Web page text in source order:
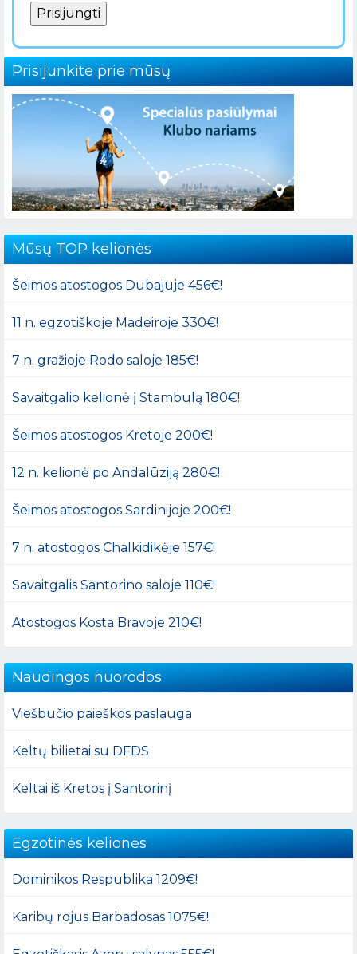
Prisijunkite prie mūsų
Mūsų TOP kelionės
Šeimos atostogos Dubajuje 456€!
11 n. egzotiškoje Madeiroje 330€!
7 n. gražioje Rodo saloje 185€!
Savaitgalio kelionė į Stambulą 180€!
Šeimos atostogos Kretoje 200€!
12 n. kelionė po Andalūziją 280€!
Šeimos atostogos Sardinijoje 200€!
7 n. atostogos Chalkidikėje 157€!
Savaitgalis Santorino saloje 110€!
Atostogos Kosta Bravoje 210€!
Naudingos nuorodos
Viešbučio paieškos paslauga
Keltų bilietai su DFDS
Keltai iš Kretos į Santorinį
Egzotinės kelionės
Dominikos Respublika 1209€!
Karibų rojus Barbadosas 1075€!